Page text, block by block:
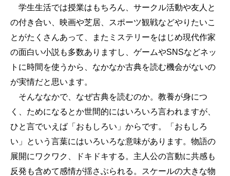
学生生活では授業はもちろん、サークル活動や友人と
の付き合い、映画や芝居、スポーツ観戦などやりたいこ
とがたくさんあって、またミステリーをはじめ現代作家
の面白い小説も多数ありますし、ゲームやSNSなどネッ
トに時間を使うから、なかなか古典を読む機会がないの
が実情だと思います。
そんななかで、なぜ古典を読むのか。教養が身につ
く、ためになるとか世間的にはいろいろ言われますが、
ひと言でいえば「おもしろい」からです。「おもしろ
い」という言葉にはいろいろな意味があります。物語の
展開にワクワク、ドキドキする。主人公の言動に共感も
反発も含めて感情が揺さぶられる。スケールの大きな物